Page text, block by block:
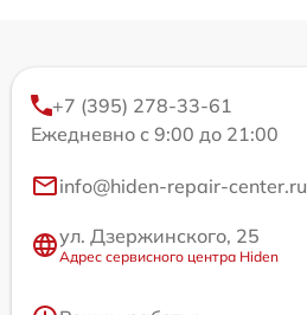
+7 (395) 278-33-61
Ежедневно с 9:00 до 21:00
info@hiden-repair-center.ru
ул. Дзержинского, 25
Адрес сервисного центра Hiden